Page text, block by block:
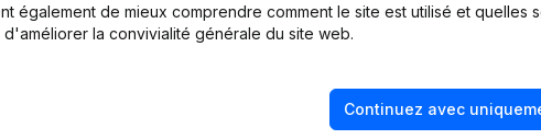
Quel est le numéro de TVA de Seven Twenty Seven?
également de mieux comprendre comment le site est utilisé et quelles
la convivialité générale du site web.
Continuez avec